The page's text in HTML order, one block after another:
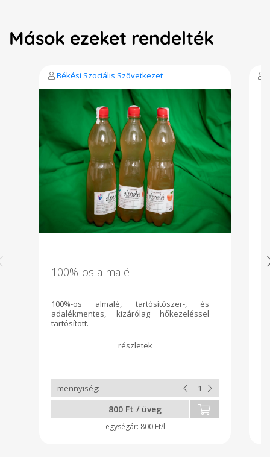
Mások ezeket rendelték
Békési Szociális Szövetkezet
100%-os almalé
100%-os almalé, tartósítószer-, és
adalékmentes, kizárólag hőkezeléssel
tartósított.
800 Ft / üveg
800 Ft/l